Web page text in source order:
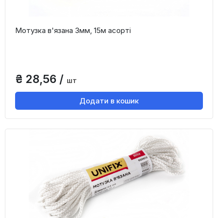
Мотузка в'язана 3мм, 15м асорті
₴ 28,56 / шт
Додати в кошик